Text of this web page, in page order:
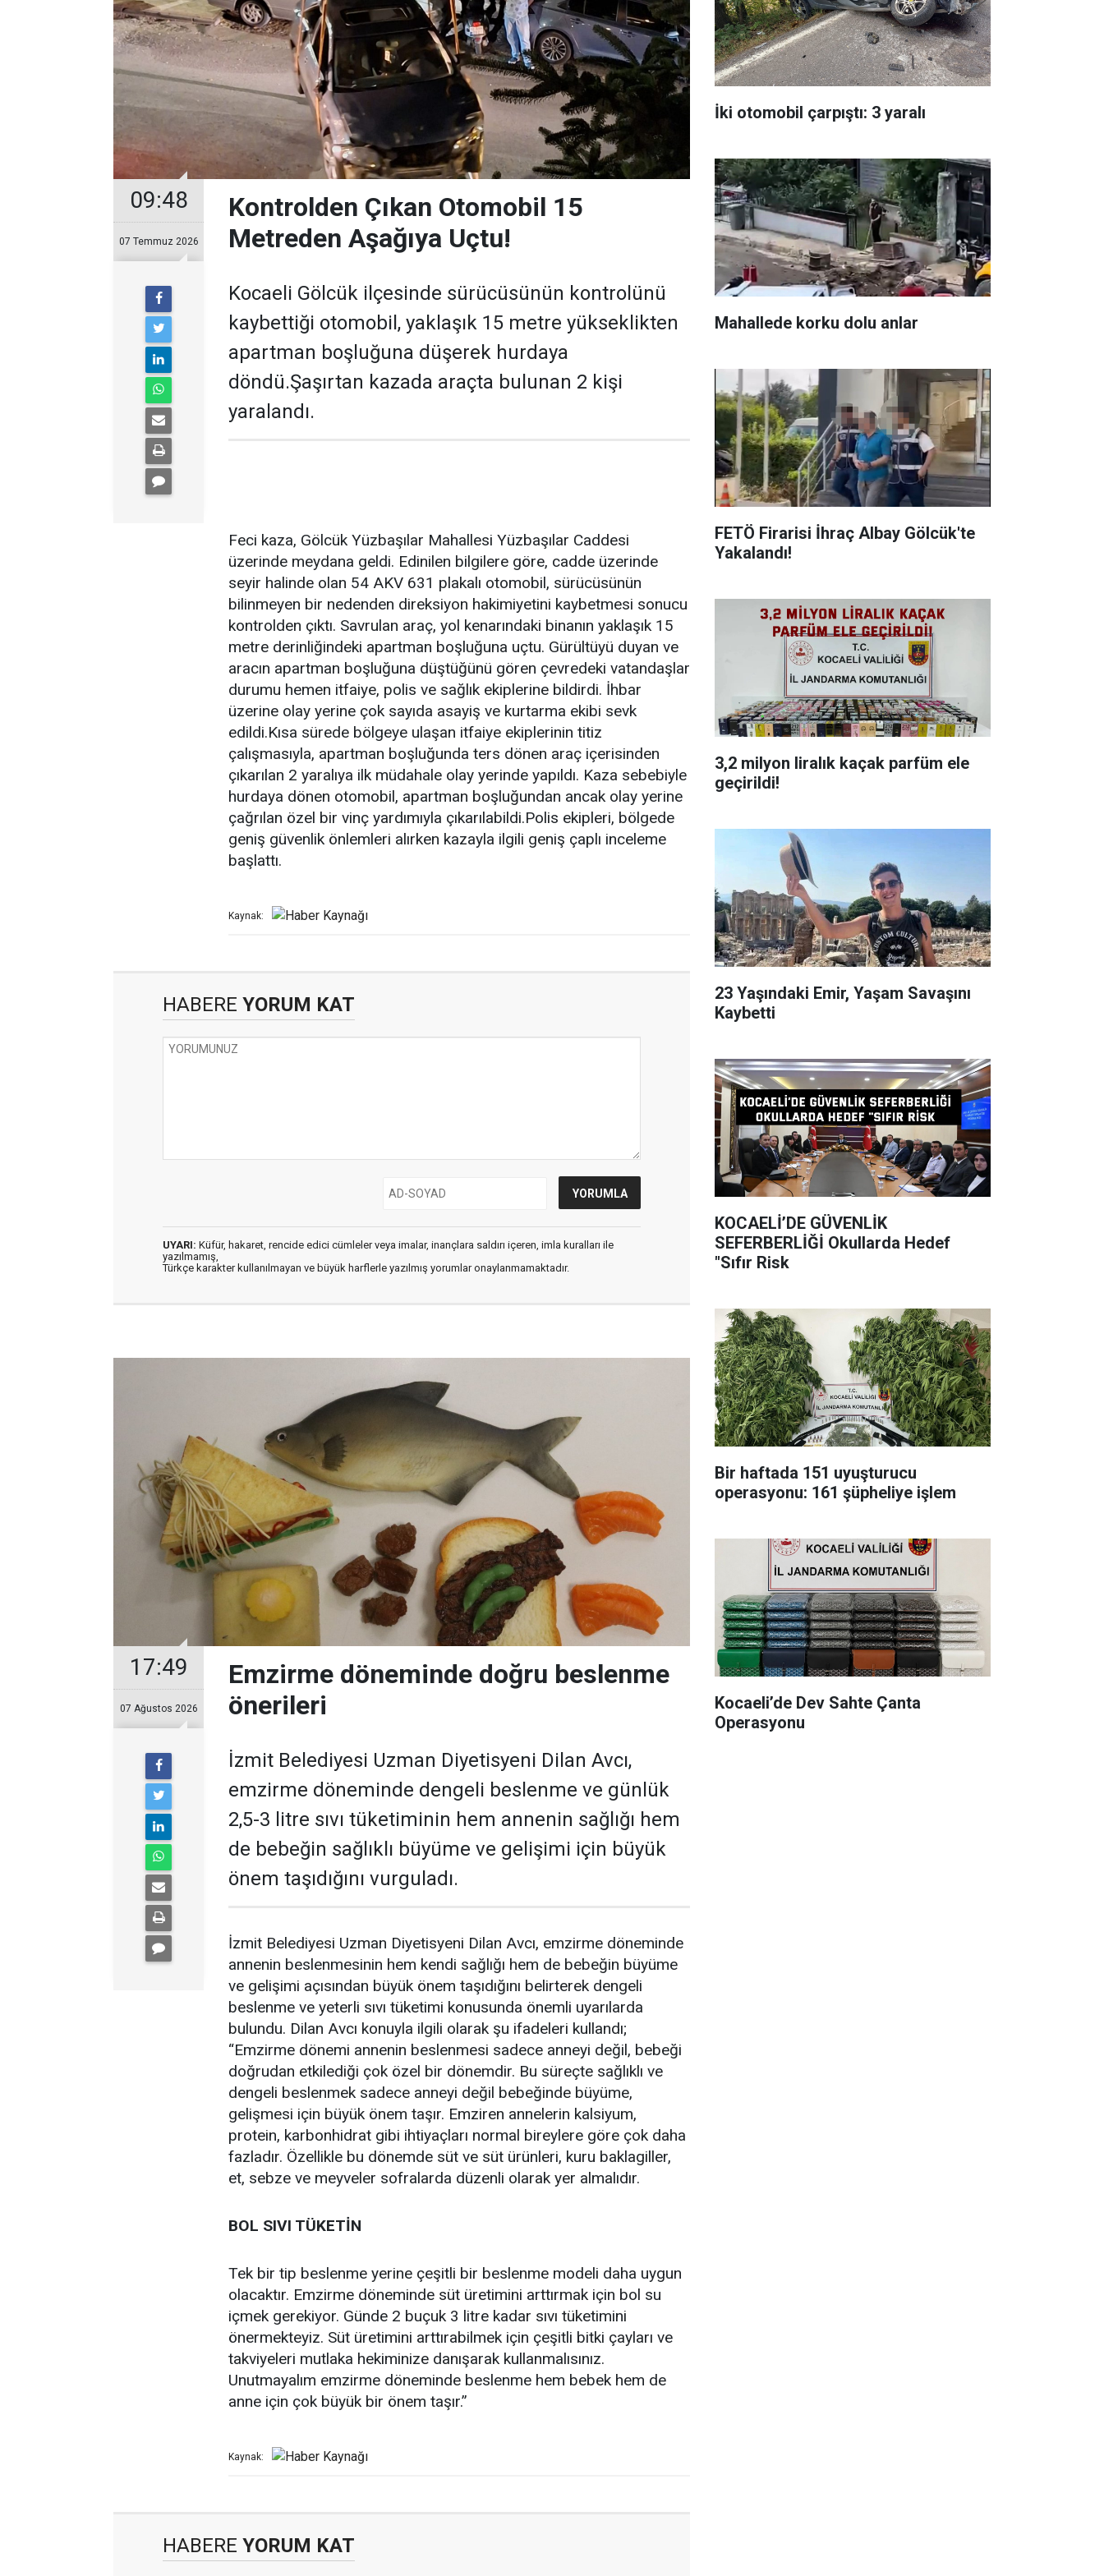
09:48
07 Temmuz 2026
Kontrolden Çıkan Otomobil 15
Metreden Aşağıya Uçtu!
Kocaeli Gölcük ilçesinde sürücüsünün kontrolünü
kaybettiği otomobil, yaklaşık 15 metre yükseklikten
apartman boşluğuna düşerek hurdaya
döndü.Şaşırtan kazada araçta bulunan 2 kişi
yaralandı.
Feci kaza, Gölcük Yüzbaşılar Mahallesi Yüzbaşılar Caddesi
üzerinde meydana geldi. Edinilen bilgilere göre, cadde üzerinde
seyir halinde olan 54 AKV 631 plakalı otomobil, sürücüsünün
bilinmeyen bir nedenden direksiyon hakimiyetini kaybetmesi sonucu
kontrolden çıktı. Savrulan araç, yol kenarındaki binanın yaklaşık 15
metre derinliğindeki apartman boşluğuna uçtu. Gürültüyü duyan ve
aracın apartman boşluğuna düştüğünü gören çevredeki vatandaşlar
durumu hemen itfaiye, polis ve sağlık ekiplerine bildirdi. İhbar
üzerine olay yerine çok sayıda asayiş ve kurtarma ekibi sevk
edildi.Kısa sürede bölgeye ulaşan itfaiye ekiplerinin titiz
çalışmasıyla, apartman boşluğunda ters dönen araç içerisinden
çıkarılan 2 yaralıya ilk müdahale olay yerinde yapıldı. Kaza sebebiyle
hurdaya dönen otomobil, apartman boşluğundan ancak olay yerine
çağrılan özel bir vinç yardımıyla çıkarılabildi.Polis ekipleri, bölgede
geniş güvenlik önlemleri alırken kazayla ilgili geniş çaplı inceleme
başlattı.
Kaynak:
HABERE YORUM KAT
UYARI: Küfür, hakaret, rencide edici cümleler veya imalar, inançlara saldırı içeren, imla kuralları ile
yazılmamış,
Türkçe karakter kullanılmayan ve büyük harflerle yazılmış yorumlar onaylanmamaktadır.
17:49
07 Ağustos 2026
Emzirme döneminde doğru beslenme
önerileri
İzmit Belediyesi Uzman Diyetisyeni Dilan Avcı,
emzirme döneminde dengeli beslenme ve günlük
2,5-3 litre sıvı tüketiminin hem annenin sağlığı hem
de bebeğin sağlıklı büyüme ve gelişimi için büyük
önem taşıdığını vurguladı.
İzmit Belediyesi Uzman Diyetisyeni Dilan Avcı, emzirme döneminde
annenin beslenmesinin hem kendi sağlığı hem de bebeğin büyüme
ve gelişimi açısından büyük önem taşıdığını belirterek dengeli
beslenme ve yeterli sıvı tüketimi konusunda önemli uyarılarda
bulundu. Dilan Avcı konuyla ilgili olarak şu ifadeleri kullandı;
“Emzirme dönemi annenin beslenmesi sadece anneyi değil, bebeği
doğrudan etkilediği çok özel bir dönemdir. Bu süreçte sağlıklı ve
dengeli beslenmek sadece anneyi değil bebeğinde büyüme,
gelişmesi için büyük önem taşır. Emziren annelerin kalsiyum,
protein, karbonhidrat gibi ihtiyaçları normal bireylere göre çok daha
fazladır. Özellikle bu dönemde süt ve süt ürünleri, kuru baklagiller,
et, sebze ve meyveler sofralarda düzenli olarak yer almalıdır.
BOL SIVI TÜKETİN
Tek bir tip beslenme yerine çeşitli bir beslenme modeli daha uygun
olacaktır. Emzirme döneminde süt üretimini arttırmak için bol su
içmek gerekiyor. Günde 2 buçuk 3 litre kadar sıvı tüketimini
önermekteyiz. Süt üretimini arttırabilmek için çeşitli bitki çayları ve
takviyeleri mutlaka hekiminize danışarak kullanmalısınız.
Unutmayalım emzirme döneminde beslenme hem bebek hem de
anne için çok büyük bir önem taşır.”
Kaynak:
HABERE YORUM KAT
İki otomobil çarpıştı: 3 yaralı
Mahallede korku dolu anlar
FETÖ Firarisi İhraç Albay Gölcük'te
Yakalandı! ​
3,2 milyon liralık kaçak parfüm ele
geçirildi!
23 Yaşındaki Emir, Yaşam Savaşını
Kaybetti
KOCAELİ’DE GÜVENLİK
SEFERBERLİĞİ Okullarda Hedef
"Sıfır Risk
Bir haftada 151 uyuşturucu
operasyonu: 161 şüpheliye işlem
Kocaeli’de Dev Sahte Çanta
Operasyonu